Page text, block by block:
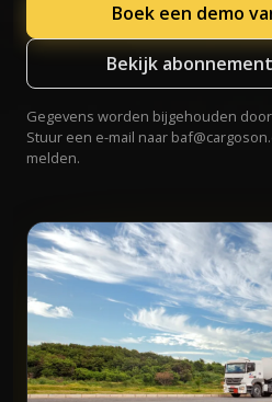
Boek een demo
Bekijk
Gegevens worden bijgehouden
Stuur een e-mail naar
melden.